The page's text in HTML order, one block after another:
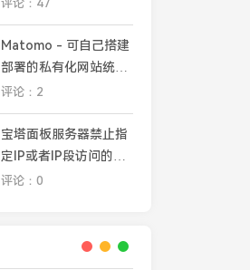
评论：47
Matomo - 可自己搭建
部署的私有化网站统计
平台，完全掌控网站数
据安全和隐私
评论：2
宝塔面板服务器禁止指
定IP或者IP段访问的几
种常见方法
评论：0